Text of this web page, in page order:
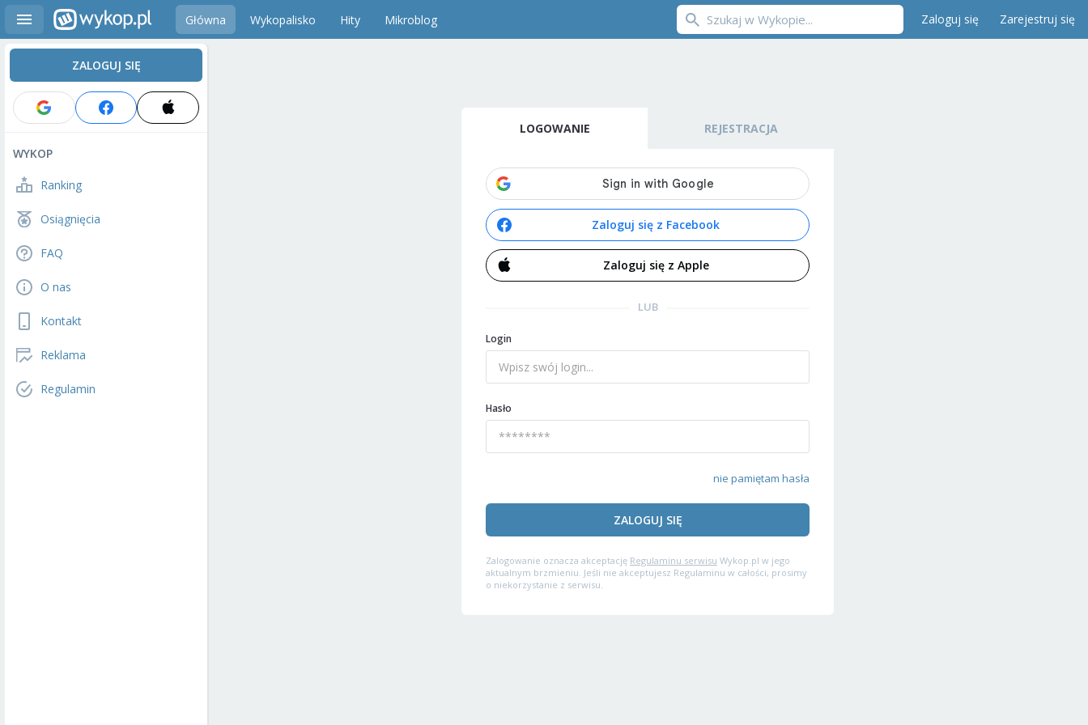
Główna Wykopalisko Hity Mikroblog Zaloguj się Zarejestruj się
ZALOGUJ SIĘ
WYKOP
Ranking
Osiągnięcia
FAQ
O nas
Kontakt
Reklama
Regulamin
LOGOWANIE REJESTRACJA
Zaloguj się z Facebook
Zaloguj się z Apple
LUB
Login
Hasło
nie pamiętam hasła
ZALOGUJ SIĘ
Zalogowanie oznacza akceptację Regulaminu serwisu Wykop.pl w jego
aktualnym brzmieniu. Jeśli nie akceptujesz Regulaminu w całości, prosimy
o niekorzystanie z serwisu.